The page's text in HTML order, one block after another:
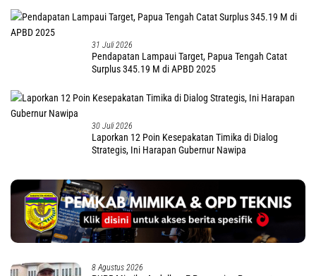
31 Juli 2026
Pendapatan Lampaui Target, Papua Tengah Catat
Surplus 345.19 M di APBD 2025
30 Juli 2026
Laporkan 12 Poin Kesepakatan Timika di Dialog
Strategis, Ini Harapan Gubernur Nawipa
8 Agustus 2026